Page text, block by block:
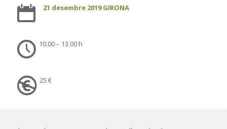
21 desembre 2019 GIRONA
10.00 – 13.00 h
25 €